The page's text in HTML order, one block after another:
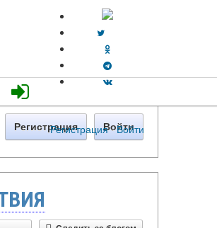
Регистрация · Войти
Регистрация Войти